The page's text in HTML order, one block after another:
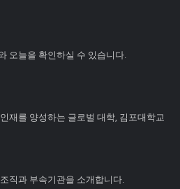
오늘을 확인하실 수 있습니다.
재를 양성하는 글로벌 대학, 김포대학교
직과 부속기관을 소개합니다.